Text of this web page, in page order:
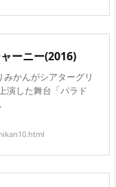
ーニー(2016)
かんがシアターグリ
演した舞台「パラド